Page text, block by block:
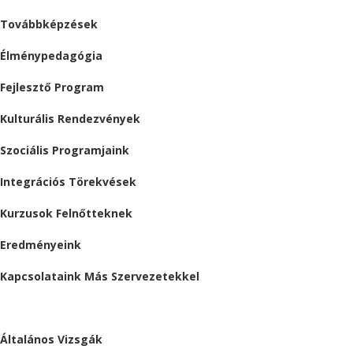
Továbbképzések
Élménypedagógia
Fejlesztő Program
Kulturális Rendezvények
Szociális Programjaink
Integrációs Törekvések
Kurzusok Felnőtteknek
Eredményeink
Kapcsolataink Más Szervezetekkel
Általános Vizsgák